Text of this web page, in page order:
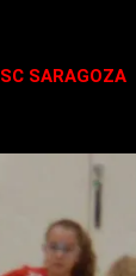
SC SARAGOZA